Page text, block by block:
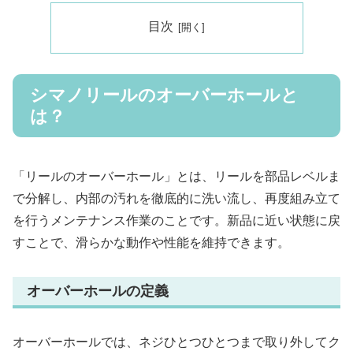
目次
シマノリールのオーバーホールと
は？
「リールのオーバーホール」とは、リールを部品レベルま
で分解し、内部の汚れを徹底的に洗い流し、再度組み立て
を行うメンテナンス作業のことです。新品に近い状態に戻
すことで、滑らかな動作や性能を維持できます。
オーバーホールの定義
オーバーホールでは、ネジひとつひとつまで取り外してク